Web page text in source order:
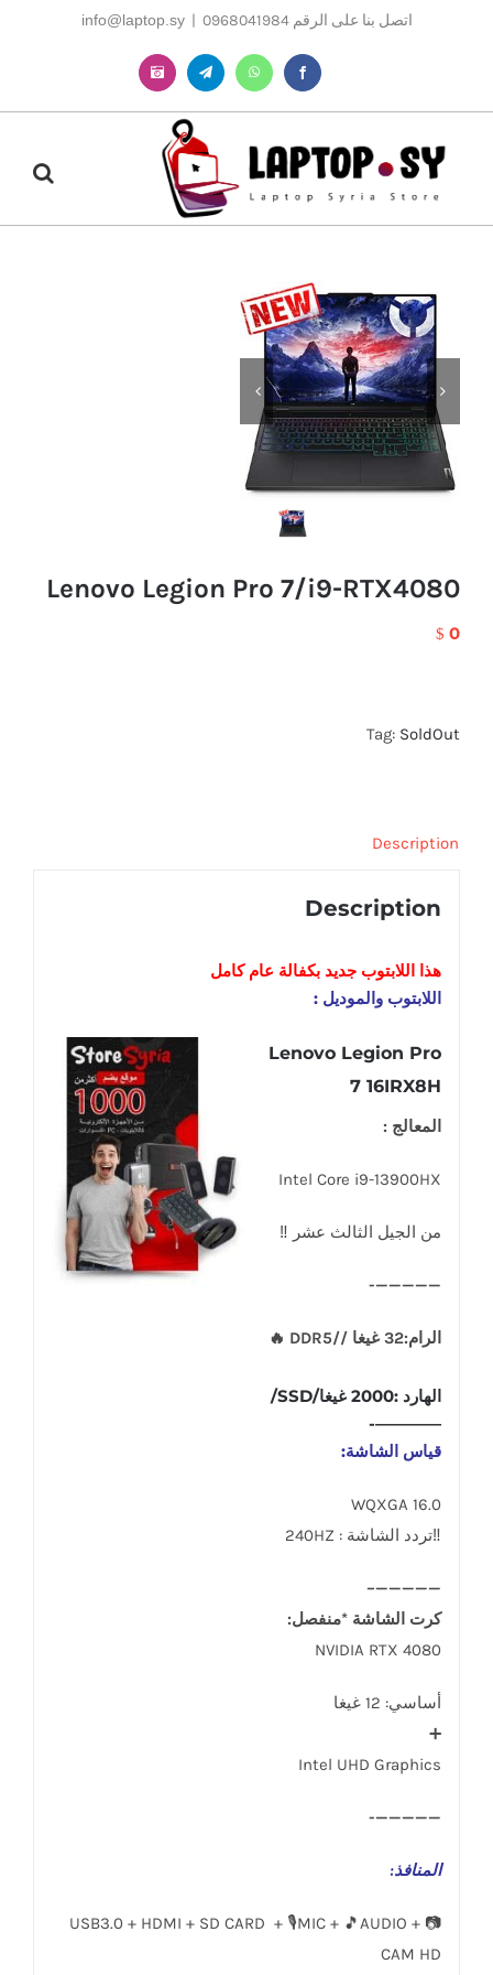
اتصل بنا على الرقم 0968041984 |
info@laptop.sy
Facebook
WhatsApp
Telegram
Instagram
Lenovo Legion Pro 7/i9-RTX4080
$ 0
Tag: SoldOut
Description
Description
هذا اللابتوب جديد بكفالة عام كامل
اللابتوب والموديل :
Lenovo Legion Pro
7 16IRX8H
المعالج :
Intel Core i9-13900HX
من الجيل الثالث عشر ‼
—————-
الرام:32 غيغا //DDR5 🔥
الهارد :2000 غيغا/SSD/
————-
قياس الشاشة:
16.0 WQXGA
‼️تردد الشاشة : 240HZ
—————–
كرت الشاشة *منفصل:
NVIDIA RTX 4080
أساسي: 12 غيغا
➕
Intel UHD Graphics
—————-
المنافذ:
USB3.0 + HDMI + SD CARD + 🎙️MIC + 🎵AUDIO + 📷
CAM HD